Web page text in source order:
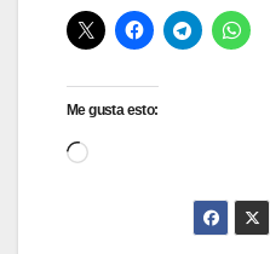
Me gusta esto:
Cargando...